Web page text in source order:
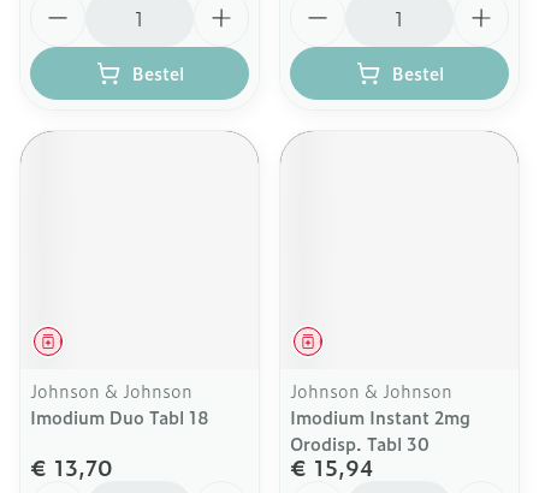
Bestel Bestel
Geneesmiddel
Johnson & Johnson
Imodium Duo Tabl 18
€ 13,70
Geneesmiddel
Johnson & Johnson
Imodium Instant 2mg
Orodisp. Tabl 30
€ 15,94